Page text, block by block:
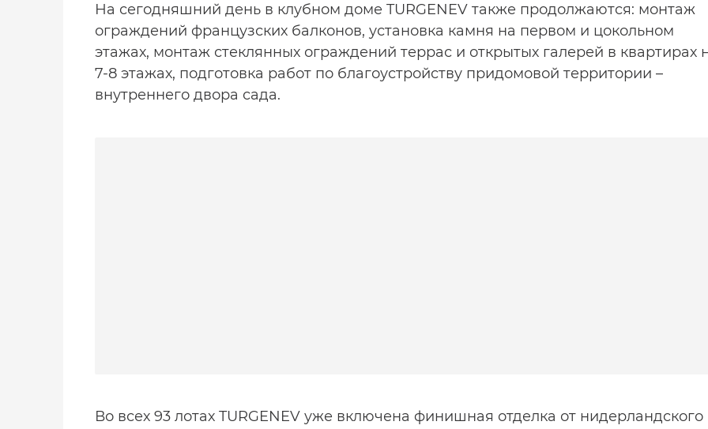
На сегодняшний день в клубном доме TURGENEV также продолжаются: монтаж
ограждений французских балконов, установка камня на первом и цокольном
этажах, монтаж стеклянных ограждений террас и открытых галерей в квартирах
7-8 этажах, подготовка работ по благоустройству придомовой территории –
внутреннего двора сада.
Во всех 93 лотах TURGENEV уже включена финишная отделка от нидерландского